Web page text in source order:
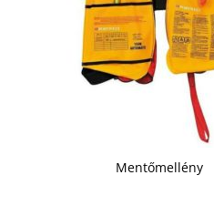
Mentőmellény